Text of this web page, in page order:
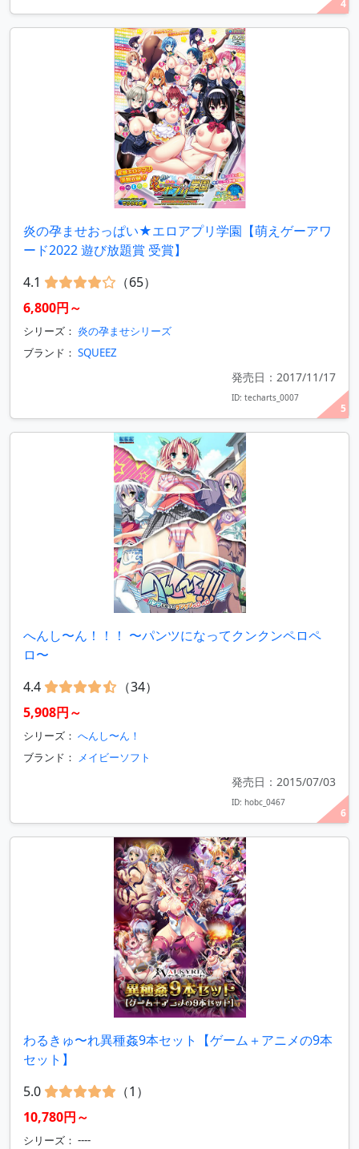
4
5
炎の孕ませおっぱい★エロアプリ学園【萌えゲーアワ
ード2022 遊び放題賞 受賞】
4.1
（65）
6,800円～
シリーズ： 炎の孕ませシリーズ
ブランド： SQUEEZ
発売日：2017/11/17
ID: techarts_0007
6
へんし〜ん！！！ 〜パンツになってクンクンペロペ
ロ〜
4.4
（34）
5,908円～
シリーズ： へんし〜ん！
ブランド： メイビーソフト
発売日：2015/07/03
ID: hobc_0467
わるきゅ〜れ異種姦9本セット【ゲーム＋アニメの9本
セット】
5.0
（1）
10,780円～
シリーズ： ----